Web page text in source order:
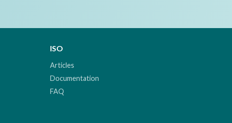
ISO
Articles
Documentation
FAQ